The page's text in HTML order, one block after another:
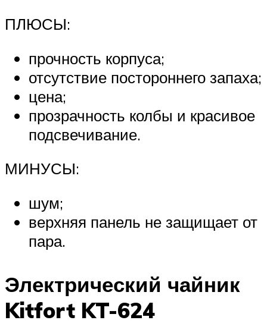
ПЛЮСЫ:
прочность корпуса;
отсутствие постороннего запаха;
цена;
прозрачность колбы и красивое
подсвечивание.
МИНУСЫ:
шум;
верхняя панель не защищает от
пара.
Электрический чайник
Kitfort KT-624